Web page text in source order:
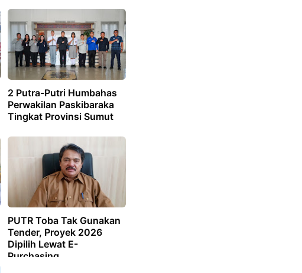
2 Putra-Putri Humbahas
Perwakilan Paskibaraka
Tingkat Provinsi Sumut
PUTR Toba Tak Gunakan
Tender, Proyek 2026
Dipilih Lewat E-
Purchasing